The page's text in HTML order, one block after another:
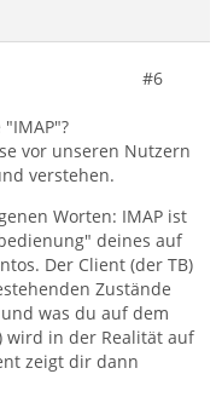
#6
vor unseren Nutzern
verstehen.
Worten: IMAP ist
deines auf
Der Client (der TB)
Zustände
was du auf dem
wird in der Realität auf
zeigt dir dann